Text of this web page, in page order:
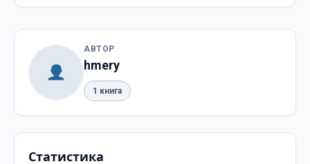
АВТОР
hmery
1 книга
Статистика